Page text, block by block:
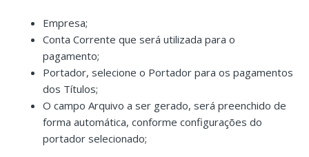
Empresa;
Conta Corrente que será utilizada para o
pagamento;
Portador, selecione o Portador para os pagamentos
dos Títulos;
O campo Arquivo a ser gerado, será preenchido de
forma automática, conforme configurações do
portador selecionado;